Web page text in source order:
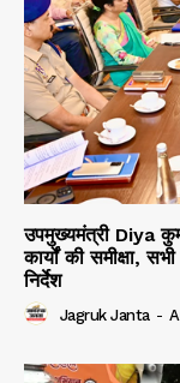
उपमुख्यमंत्री Diya
कार्यों की समीक्षा,
निर्देश
Jagruk Janta -